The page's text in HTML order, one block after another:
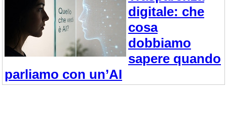
digitale: che
cosa
dobbiamo
sapere quando
parliamo con un’AI